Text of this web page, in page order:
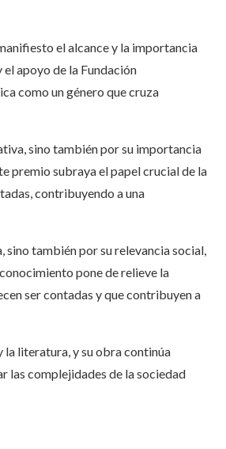
el alcance y la importancia
apoyo de la Fundación
como un género que cruza
sino también por su importancia
premio subraya el papel crucial de la
contribuyendo a una
sino también por su relevancia social,
pone de relieve la
ser contadas y que contribuyen a
literatura, y su obra continúa
las complejidades de la sociedad